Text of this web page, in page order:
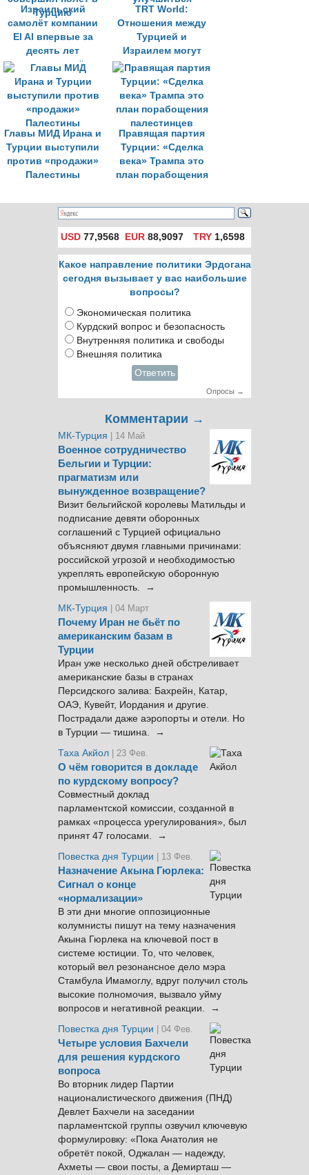
Израильский
самолёт компании
El Al впервые за
десять лет
совершил полёт в
Турцию
TRT World:
Отношения между
Турцией и
Израилем могут
улучшиться
Главы МИД Ирана и
Турции выступили
против «продажи»
Палестины
Правящая партия
Турции: «Сделка
века» Трампа это
план порабощения
USD 77,9568 EUR 88,9097 TRY1,6598
Какое направление политики Эрдогана
сегодня вызывает у вас наибольшие
вопросы?
Экономическая политика
Курдский вопрос и безопасность
Внутренняя политика и свободы
Внешняя политика
Ответить
Опросы →
Комментарии →
МК-Турция | 14 Май
Военное сотрудничество
Бельгии и Турции:
прагматизм или
вынужденное возвращение?
Визит бельгийской королевы Матильды и
подписание девяти оборонных
соглашений с Турцией официально
объясняют двумя главными причинами:
российской угрозой и необходимостью
укреплять европейскую оборонную
промышленность. →
МК-Турция
| 04 Март
Почему Иран не бьёт по
американским базам в
Турции
Иран уже несколько дней обстреливает
американские базы в странах
Персидского залива: Бахрейн, Катар,
ОАЭ, Кувейт, Иордания и другие.
Пострадали даже аэропорты и отели. Но
в Турции — тишина. →
Таха Акйол | 23 Фев.
О чём говорится в докладе
по курдскому вопросу?
Совместный доклад
парламентской комиссии, созданной в
рамках «процесса урегулирования», был
принят 47 голосами. →
Повестка дня Турции
| 13 Фев.
Назначение Акына Гюрлека:
Сигнал о конце
«нормализации»
В эти дни многие оппозиционные
колумнисты пишут на тему назначения
Акына Гюрлека на ключевой пост в
системе юстиции. То, что человек,
который вел резонансное дело мэра
Стамбула Имамоглу, вдруг получил столь
высокие полномочия, вызвало уйму
вопросов и негативной реакции. →
Повестка дня Турции
| 04 Фев.
Четыре условия Бахчели
для решения курдского
вопроса
Во вторник лидер Партии
националистического движения (ПНД)
Девлет Бахчели на заседании
парламентской группы озвучил ключевую
формулировку: «Пока Анатолия не
обретёт покой, Оджалан — надежду,
Ахметы — свои посты, а Демирташ —